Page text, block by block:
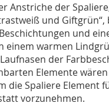
Anstriche der
und
und
einem warmen
der
Elemente
die Spaliere Element
vorzunehmen.